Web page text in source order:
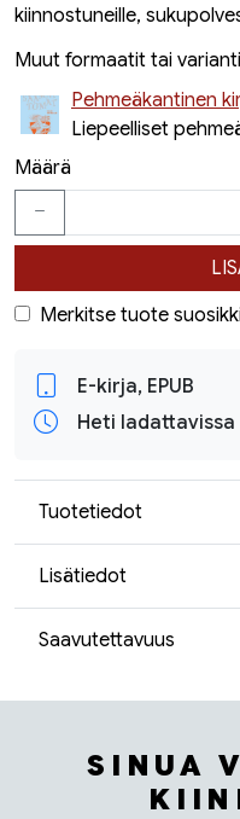
kiinnostuneille,
Muut formaatit tai
Pehmeäkantinen
Liepeelliset
Määrä
Merkitse tuote
E-kirja, EPUB
Heti ladattavissa
Tuotetiedot
Lisätiedot
Saavutettavuus
SINUA